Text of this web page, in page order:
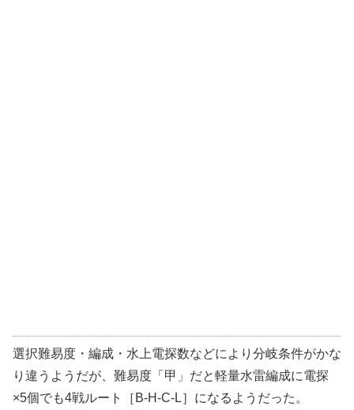
選択難易度・編成・水上電探数などにより分岐条件がかな
り違うようだが、難易度「甲」だと軽量水雷編成に電探
×5個でも4戦ルート［B-H-C-L］になるようだった。